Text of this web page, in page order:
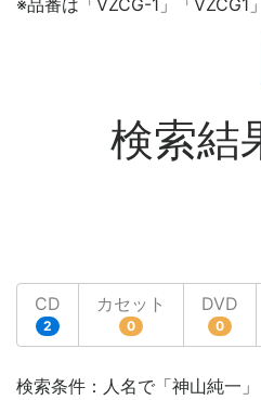
※品番は「VZCG-1」「VZCG1
検索結
CD
2
カセット
0
DVD
0
検索条件：人名で「神山純一」